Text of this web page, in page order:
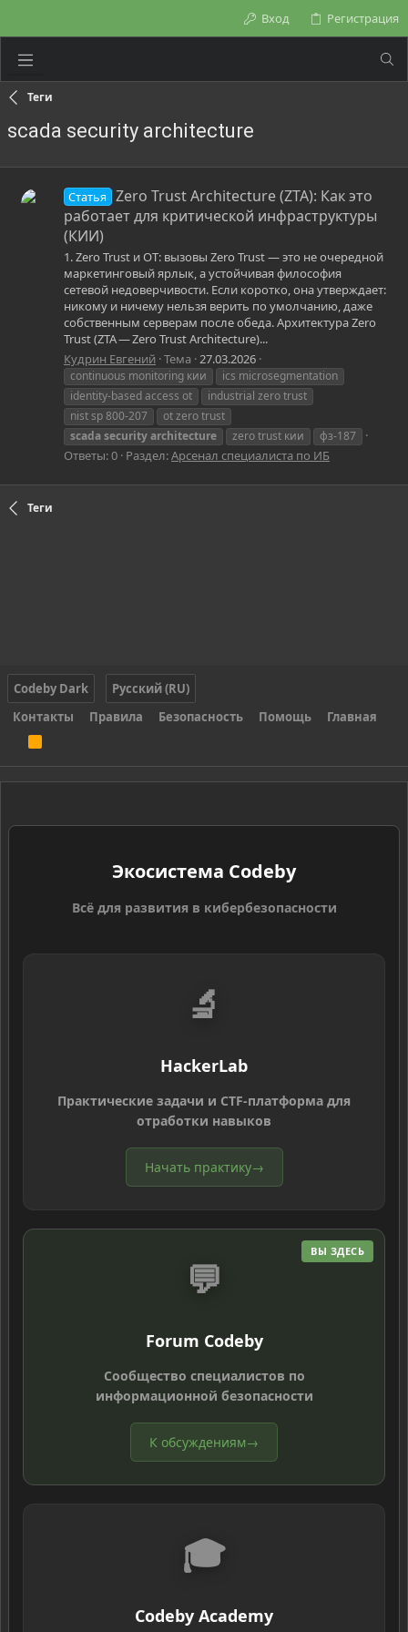
Вход Регистрация
Теги
scada security architecture
Статья
Zero Trust Architecture (ZTA): Как это
работает для критической инфраструктуры
(КИИ)
1. Zero Trust и OT: вызовы Zero Trust — это не очередной
маркетинговый ярлык, а устойчивая философия
сетевой недоверчивости. Если коротко, она утверждает:
никому и ничему нельзя верить по умолчанию, даже
собственным серверам после обеда. Архитектура Zero
Trust (ZTA — Zero Trust Architecture)...
Кудрин Евгений Тема 27.03.2026
continuous monitoring кии
ics microsegmentation
identity-based access ot
industrial zero trust
nist sp 800-207
ot zero trust
scadasecurityarchitecture zero trust кии фз-187
Ответы: 0 Раздел:Арсенал специалиста по ИБ
Теги
Codeby Dark
Русский (RU)
Контакты
Правила Безопасность Помощь Главная
S
Экосистема Codeby
Всё для развития в кибербезопасности
🔬
HackerLab
Практические задачи и CTF-платформа для
отработки навыков
Начать практику→
ВЫ ЗДЕСЬ
💬
Forum Codeby
Сообщество специалистов по
информационной безопасности
К обсуждениям→
🎓
Codeby Academy